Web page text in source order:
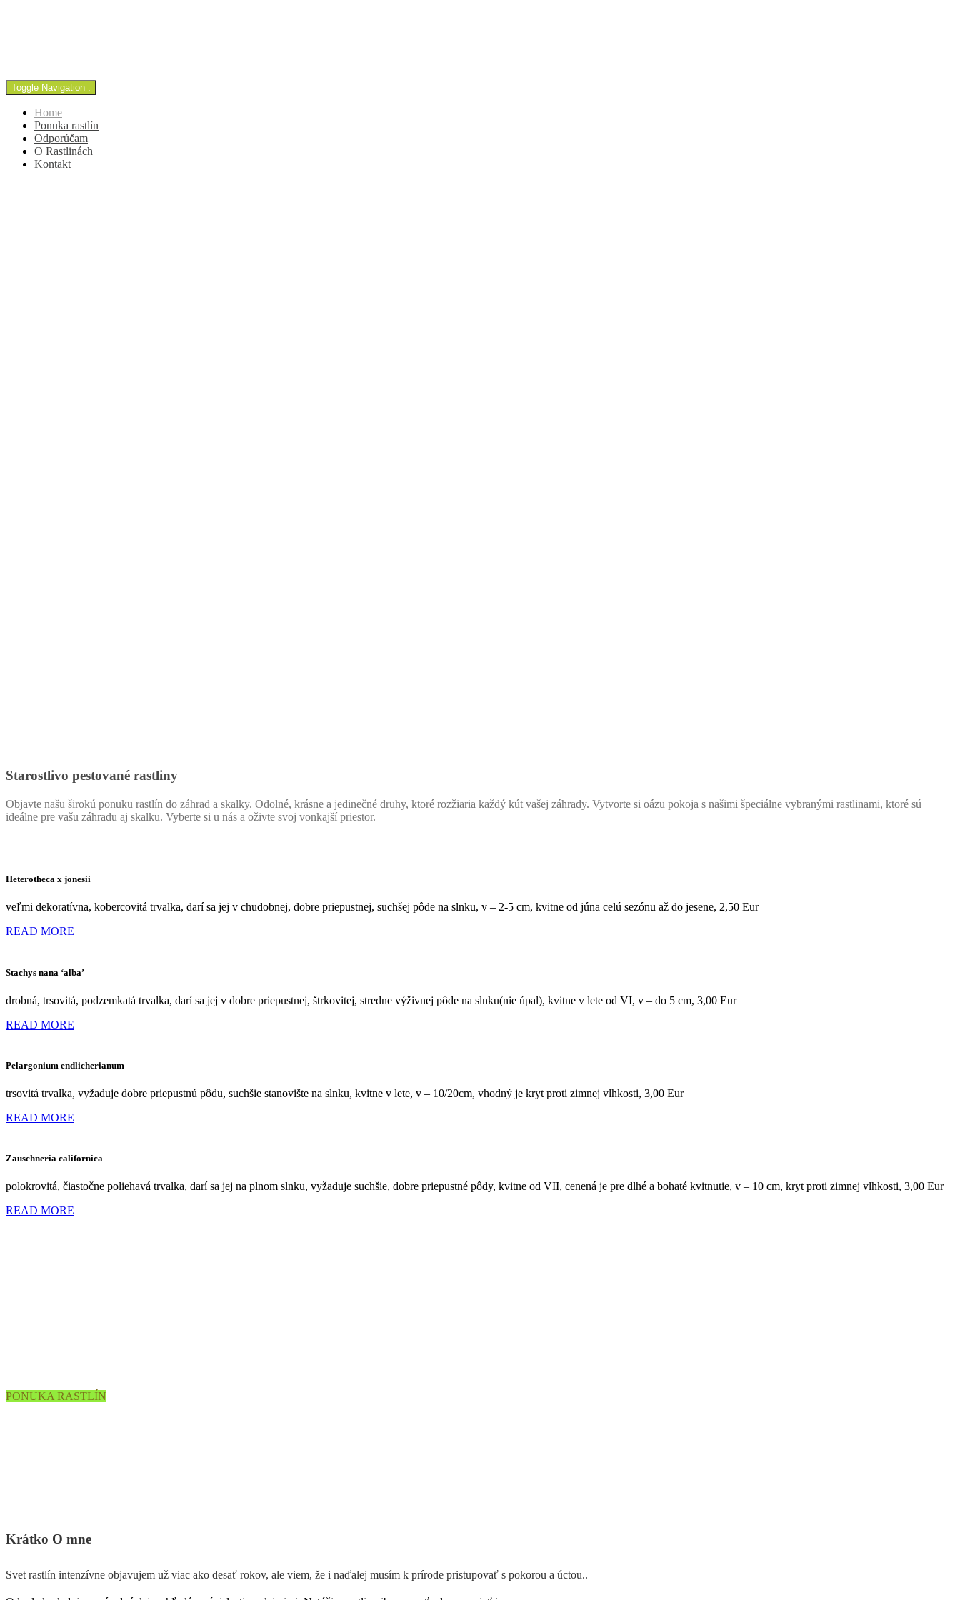
Toggle Navigation :
Home
Ponuka rastlín
Odporúčam
O Rastlinách
Kontakt
Starostlivo pestované rastliny
Objavte našu širokú ponuku rastlín do záhrad a skalky. Odolné, krásne a jedinečné druhy, ktoré rozžiaria každý kút vašej záhrady. Vytvorte si oázu pokoja s našimi špeciálne vybranými rastlinami, ktoré sú
ideálne pre vašu záhradu aj skalku. Vyberte si u nás a oživte svoj vonkajší priestor.
Heterotheca x jonesii
veľmi dekoratívna, kobercovitá trvalka, darí sa jej v chudobnej, dobre priepustnej, suchšej pôde na slnku, v – 2-5 cm, kvitne od júna celú sezónu až do jesene, 2,50 Eur
READ MORE
Stachys nana ‘alba’
drobná, trsovitá, podzemkatá trvalka, darí sa jej v dobre priepustnej, štrkovitej, stredne výživnej pôde na slnku(nie úpal), kvitne v lete od VI, v – do 5 cm, 3,00 Eur
READ MORE
Pelargonium endlicherianum
trsovitá trvalka, vyžaduje dobre priepustnú pôdu, suchšie stanovište na slnku, kvitne v lete, v – 10/20cm, vhodný je kryt proti zimnej vlhkosti, 3,00 Eur
READ MORE
Zauschneria californica
polokrovitá, čiastočne poliehavá trvalka, darí sa jej na plnom slnku, vyžaduje suchšie, dobre priepustné pôdy, kvitne od VII, cenená je pre dlhé a bohaté kvitnutie, v – 10 cm, kryt proti zimnej vlhkosti, 3,00 Eur
READ MORE
PONUKA RASTLÍN
Krátko O mne
Svet rastlín intenzívne objavujem už viac ako desať rokov, ale viem, že i naďalej musím k prírode pristupovať s pokorou a úctou..